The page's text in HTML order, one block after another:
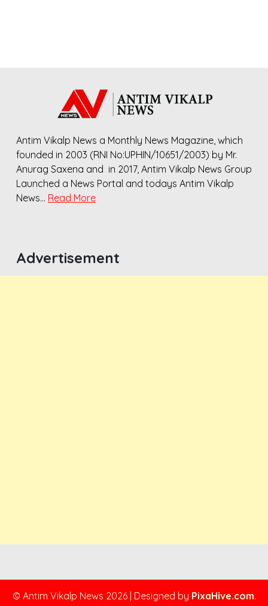
Antim Vikalp News a Monthly News Magazine, which
founded in 2003 (RNI No:UPHIN/10651/2003) by Mr.
Anurag Saxena and in 2017, Antim Vikalp News Group
Launched a News Portal and todays Antim Vikalp
News… Read More
Advertisement
© Antim Vikalp News 2026 Designed by PixaHive.com.